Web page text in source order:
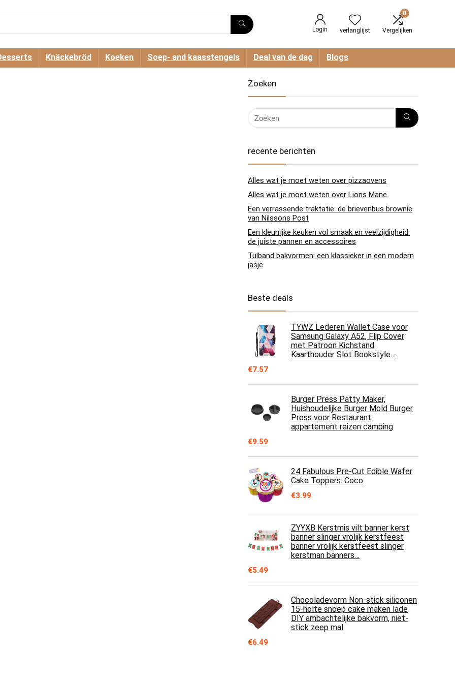
Login verlanglijst
0
Vergelijken
Knäckebröd Koeken Soep- and kaasstengels Deal van de dag Blogs
Zoeken
recente berichten
Alles wat je moet weten over pizzaovens
Alles wat je moet weten over Lions Mane
Een verrassende traktatie: de brievenbus brownie
van Nilssons Post
Een kleurrijke keuken vol smaak en veelzijdigheid:
de juiste pannen en accessoires
Tulband bakvormen: een klassieker in een modern
jasje
Beste deals
TYWZ Lederen Wallet Case voor
Samsung Galaxy A52, Flip Cover
met Patroon Kichstand
Kaarthouder Slot Bookstyle…
€7.57
Burger Press Patty Maker,
Huishoudelijke Burger Mold Burger
Press voor Restaurant
appartement reizen camping
€9.59
24 Fabulous Pre-Cut Edible Wafer
Cake Toppers: Coco
€3.99
ZYYXB Kerstmis vilt banner kerst
banner slinger vrolijk kerstfeest
banner vrolijk kerstfeest slinger
kerstman banners…
€5.49
Chocoladevorm Non-stick siliconen
15-holte snoep cake maken lade
DIY ambachtelijke bakvorm, niet-
stick zeep mal
€6.49